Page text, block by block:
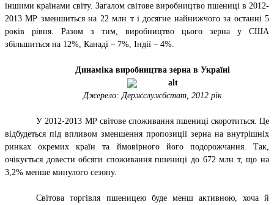
іншими країнами світу. Загалом світове виробництво пшениці в 2012-
2013 МР зменшиться на 22 млн т і досягне найнижчого за останні 5
років рівня. Разом з тим, виробництво цього зерна у США
збільшиться на 12%, Канаді – 7%, Індії – 4%.
Динаміка виробництва зерна в Україні
Джерело: Держслужбстат, 2012 рік
У 2012-2013 МР світове споживання пшениці скоротиться. Це
відбудеться під впливом зменшення пропозиції зерна на внутрішніх
ринках окремих країн та ймовірного його подорожчання. Так,
очікується довести обсяги споживання пшениці до 672 млн т, що на
3,2% менше минулого сезону.
Світова торгівля пшеницею буде менш активною, хоча й